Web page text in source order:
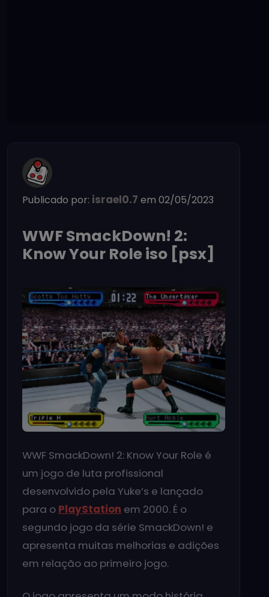
Publicado por: israel0.7 em 02/05/2023
WWF SmackDown! 2:
Know Your Role iso [psx]
WWF SmackDown! 2: Know Your Role é
um jogo de luta profissional
desenvolvido pela Yuke’s e lançado
para o PlayStation em 2000. É o
segundo jogo da série SmackDown! e
apresenta muitas melhorias e adições
em relação ao primeiro jogo.